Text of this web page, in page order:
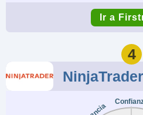
USD, EUR, GBP, CAD,
NOK, DKK, CHF, AED,
Cuenta Demo
$1
Copy Trading
Ir a
4
NinjaTrader